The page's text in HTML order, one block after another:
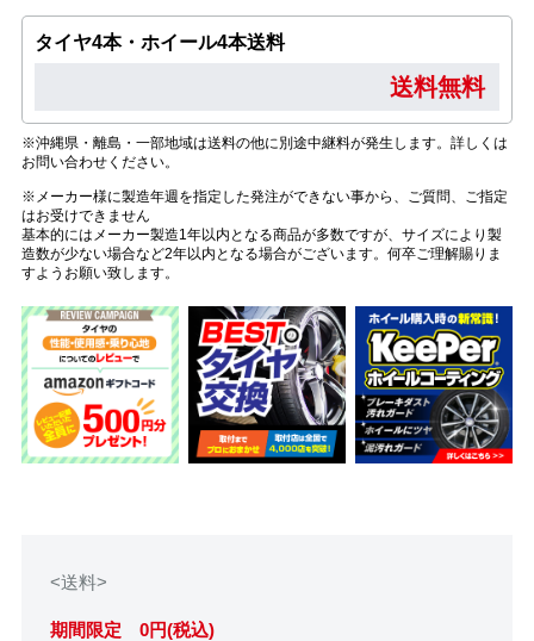
タイヤ4本・ホイール4本送料
送料無料
※沖縄県・離島・一部地域は送料の他に別途中継料が発生します。詳しくは
お問い合わせください。
※メーカー様に製造年週を指定した発注ができない事から、ご質問、ご指定
はお受けできません
基本的にはメーカー製造1年以内となる商品が多数ですが、サイズにより製
造数が少ない場合など2年以内となる場合がございます。何卒ご理解賜りま
すようお願い致します。
<送料>
期間限定 0円(税込)